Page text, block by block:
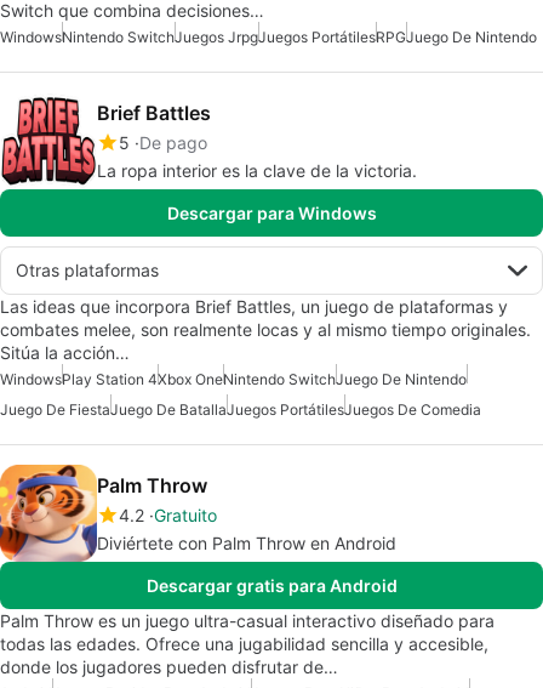
Switch que combina decisiones…
WindowsNintendo SwitchJuegos JrpgJuegos PortátilesRPGJuego De Nintendo
Brief Battles
5 De pago
La ropa interior es la clave de la victoria.
Descargar para Windows
Otras plataformas
Las ideas que incorpora Brief Battles, un juego de plataformas y
combates melee, son realmente locas y al mismo tiempo originales.
Sitúa la acción…
WindowsPlay Station 4Xbox OneNintendo SwitchJuego De Nintendo
Juego De FiestaJuego De BatallaJuegos PortátilesJuegos De Comedia
Palm Throw
4.2 Gratuito
Diviértete con Palm Throw en Android
Descargar gratis para Android
Palm Throw es un juego ultra-casual interactivo diseñado para
todas las edades. Ofrece una jugabilidad sencilla y accesible,
donde los jugadores pueden disfrutar de…